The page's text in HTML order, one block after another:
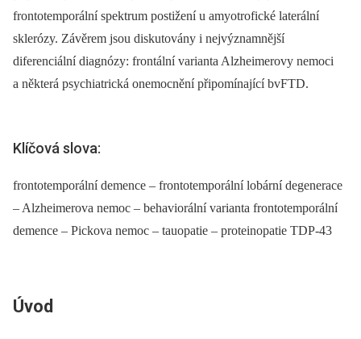
frontotemporální spektrum postižení u amyotrofické laterální
sklerózy. Závěrem jsou diskutovány i nejvýznamnější
diferenciální dia­gnózy: frontální varianta Alzheimerovy nemoci
a ně­kte­rá psychiatrická onemocnění připomínající bvFTD.
Klíčová slova:
frontotemporální demence – frontotemporální lobární degenerace
– Alzheimerova nemoc – behaviorální varianta frontotemporální
demence – Pickova nemoc – tauopatie – proteinopatie TDP-43
Úvod